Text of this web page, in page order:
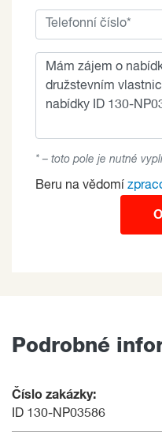
* – toto pole je nutné
Beru na vědomí
Podrobné
Číslo zakázky:
ID 130-NP03586